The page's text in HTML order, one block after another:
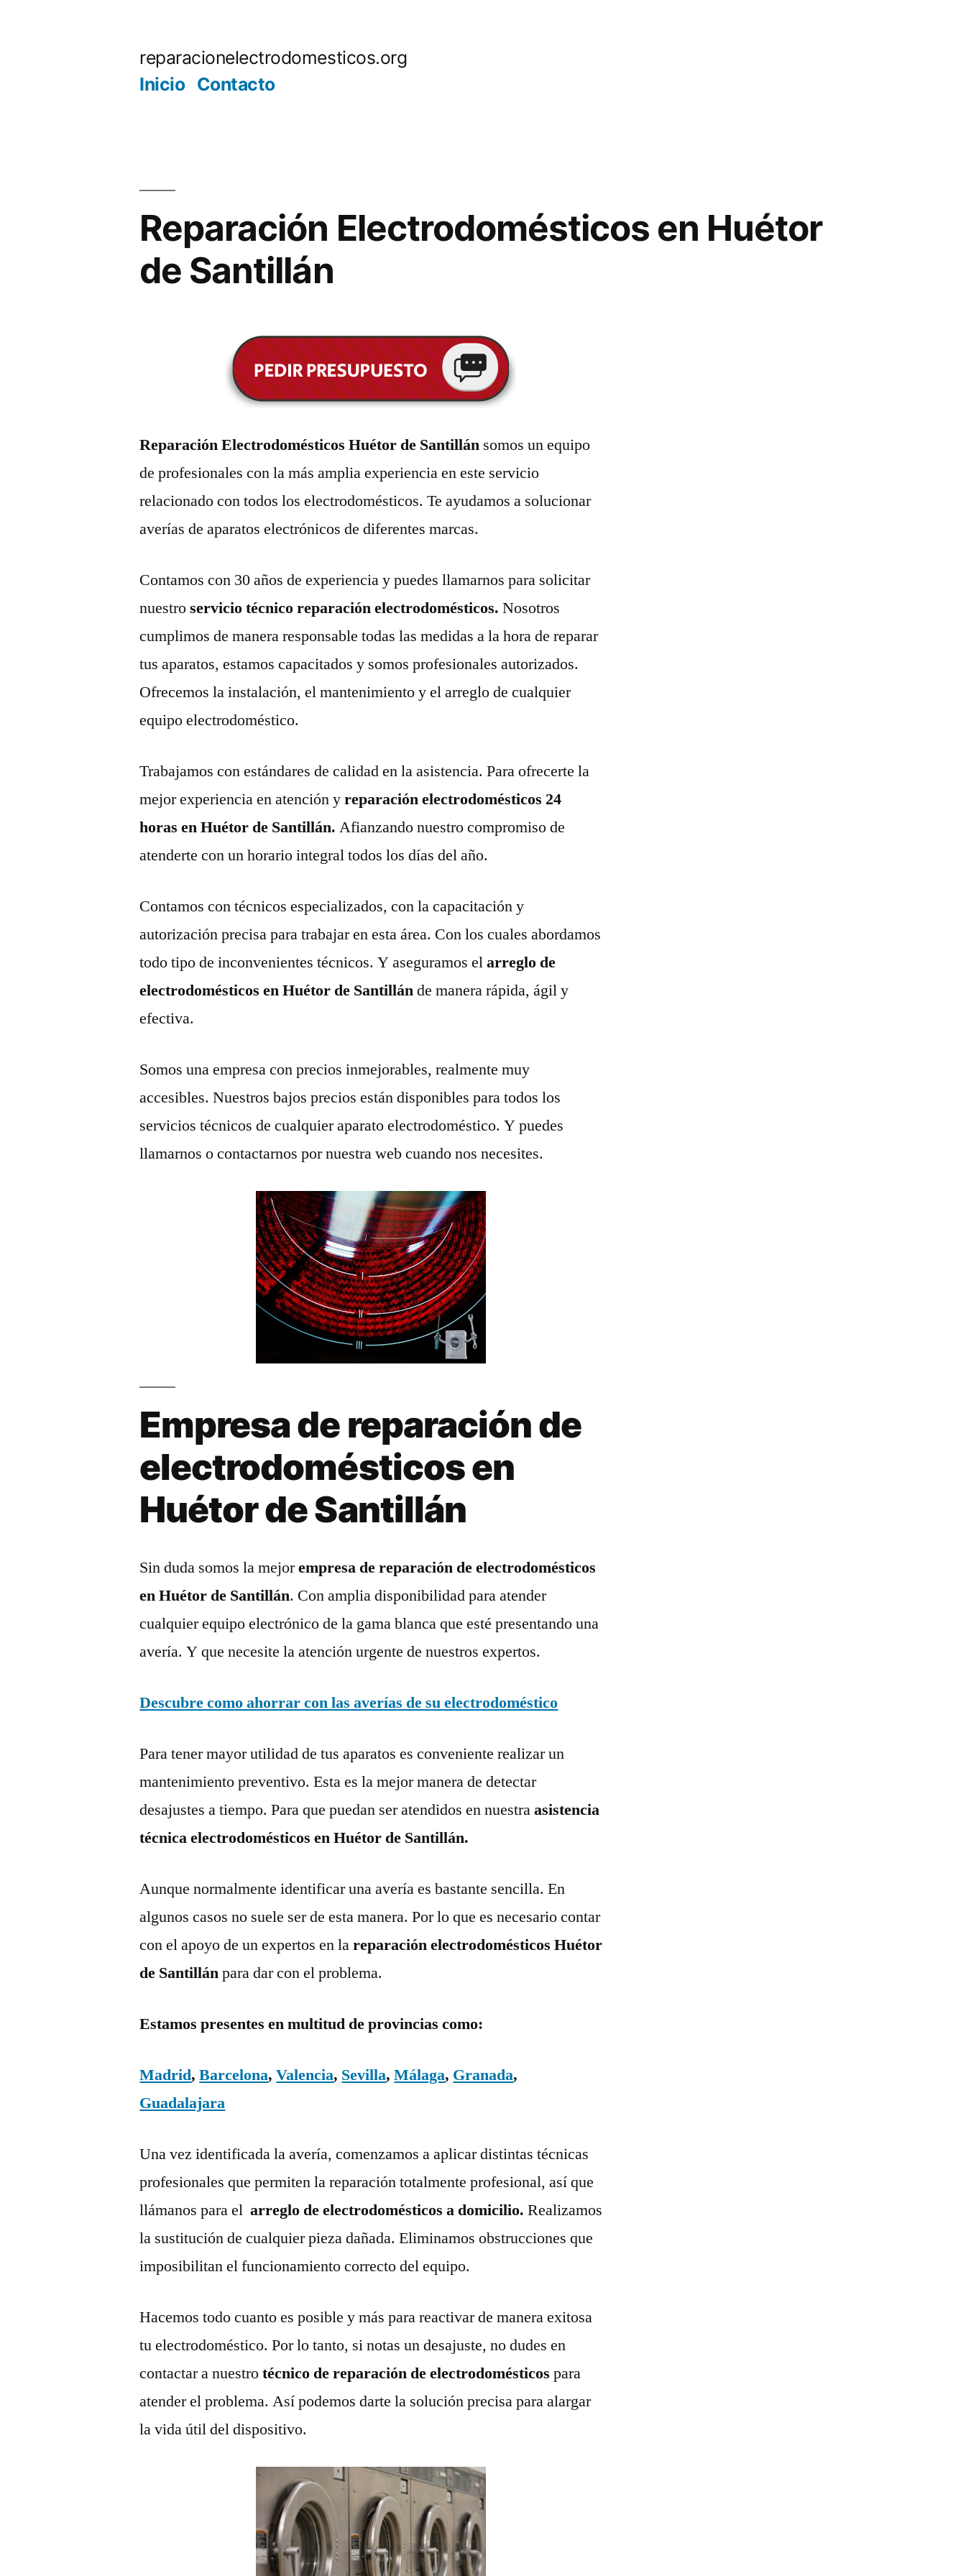
reparacionelectrodomesticos.org
Inicio Contacto
Reparación Electrodomésticos en Huétor
de Santillán
Reparación Electrodomésticos Huétor de Santillán somos un equipo
de profesionales con la más amplia experiencia en este servicio
relacionado con todos los electrodomésticos. Te ayudamos a solucionar
averías de aparatos electrónicos de diferentes marcas.
Contamos con 30 años de experiencia y puedes llamarnos para solicitar
nuestroservicio técnico reparación electrodomésticos.Nosotros
cumplimos de manera responsable todas las medidas a la hora de reparar
tus aparatos, estamos capacitados y somos profesionales autorizados.
Ofrecemos la instalación, el mantenimiento y el arreglo de cualquier
equipo electrodoméstico.
Trabajamos con estándares de calidad en la asistencia. Para ofrecerte la
mejor experiencia en atención yreparación electrodomésticos 24
horas en Huétor de Santillán.Afianzando nuestro compromiso de
atenderte con un horario integral todos los días del año.
Contamos con técnicos especializados, con la capacitación y
autorización precisa para trabajar en esta área. Con los cuales abordamos
todo tipo de inconvenientes técnicos. Y aseguramos elarreglo de
electrodomésticos en Huétor de Santillánde manera rápida, ágil y
efectiva.
Somos una empresa con precios inmejorables, realmente muy
accesibles. Nuestros bajos precios están disponibles para todos los
servicios técnicos de cualquier aparato electrodoméstico. Y puedes
llamarnos o contactarnos por nuestra web cuando nos necesites.
Empresa de reparación de
electrodomésticos en
Huétor de Santillán
Sin duda somos la mejorempresa de reparación de electrodomésticos
en Huétor de Santillán. Con amplia disponibilidad para atender
cualquier equipo electrónico de la gama blanca que esté presentando una
avería. Y que necesite la atención urgente de nuestros expertos.
Descubre como ahorrar con las averías de su electrodoméstico
Para tener mayor utilidad de tus aparatos es conveniente realizar un
mantenimiento preventivo. Esta es la mejor manera de detectar
desajustes a tiempo. Para que puedan ser atendidos en nuestraasistencia
técnica electrodomésticos en Huétor de Santillán.
Aunque normalmente identificar una avería es bastante sencilla. En
algunos casos no suele ser de esta manera. Por lo que es necesario contar
con el apoyo de un expertos en lareparación electrodomésticos Huétor
de Santillánpara dar con el problema.
Estamos presentes en multitud de provincias como:
Madrid,Barcelona,Valencia, Sevilla,Málaga, Granada,
Guadalajara
Una vez identificada la avería, comenzamos a aplicar distintas técnicas
profesionales que permiten la reparación totalmente profesional, así que
llámanos para el arreglo de electrodomésticos a domicilio.Realizamos
la sustitución de cualquier pieza dañada. Eliminamos obstrucciones que
imposibilitan el funcionamiento correcto del equipo.
Hacemos todo cuanto es posible y más para reactivar de manera exitosa
tu electrodoméstico. Por lo tanto, si notas un desajuste, no dudes en
contactar a nuestrotécnico de reparación de electrodomésticospara
atender el problema. Así podemos darte la solución precisa para alargar
la vida útil del dispositivo.